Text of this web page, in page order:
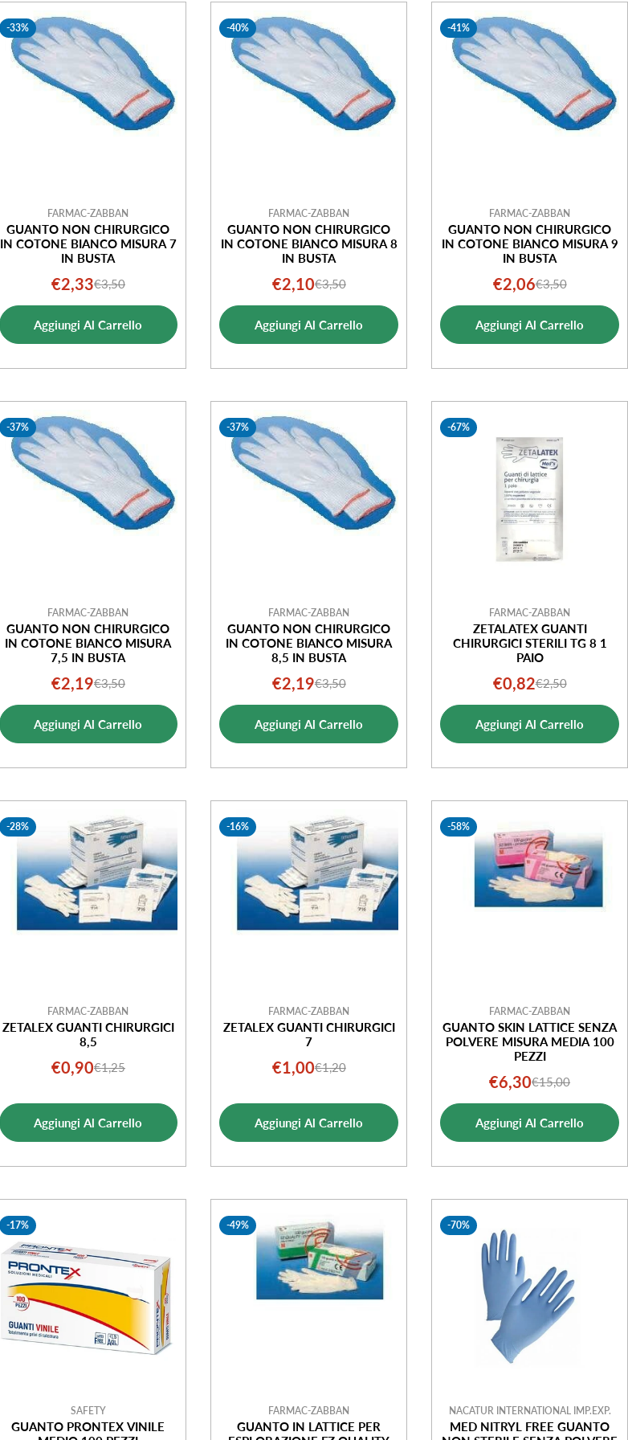
-33%
FARMAC-ZABBAN
GUANTO NON CHIRURGICO
IN COTONE BIANCO MISURA 7
IN BUSTA
Prezzo
di
vendita
€2,33Prezzo
normale
€3,50
Aggiungi Al Carrello
-40%
FARMAC-ZABBAN
GUANTO NON CHIRURGICO
IN COTONE BIANCO MISURA 8
IN BUSTA
Prezzo
di
vendita
€2,10Prezzo
normale
€3,50
Aggiungi Al Carrello
-41%
FARMAC-ZABBAN
GUANTO NON CHIRURGICO
IN COTONE BIANCO MISURA 9
IN BUSTA
Prezzo
di
vendita
€2,06Prezzo
normale
€3,50
Aggiungi Al Carrello
-37%
FARMAC-ZABBAN
GUANTO NON CHIRURGICO
IN COTONE BIANCO MISURA
7,5 IN BUSTA
Prezzo
di
vendita
€2,19Prezzo
normale
€3,50
Aggiungi Al Carrello
-37%
FARMAC-ZABBAN
GUANTO NON CHIRURGICO
IN COTONE BIANCO MISURA
8,5 IN BUSTA
Prezzo
di
vendita
€2,19Prezzo
normale
€3,50
Aggiungi Al Carrello
-67%
FARMAC-ZABBAN
ZETALATEX GUANTI
CHIRURGICI STERILI TG 8 1
PAIO
Prezzo
di
vendita
€0,82Prezzo
normale
€2,50
Aggiungi Al Carrello
-28%
FARMAC-ZABBAN
ZETALEX GUANTI CHIRURGICI
8,5
Prezzo
vendita
€0,90Prezzo
€1,25
Aggiungi Al Carrello
-16%
FARMAC-ZABBAN
ZETALEX GUANTI CHIRURGICI
7
Prezzo
vendita
€1,00Prezzo
€1,20
Aggiungi Al Carrello
-58%
FARMAC-ZABBAN
GUANTO SKIN LATTICE SENZA
POLVERE MISURA MEDIA 100
PEZZI
Prezzo
di
vendita
€6,30Prezzo
normale
€15,00
Aggiungi Al Carrello
-17%
SAFETY
GUANTO PRONTEX VINILE
-49%
FARMAC-ZABBAN
GUANTO IN LATTICE PER
-70%
NACATUR INTERNATIONAL IMP.EXP.
MED NITRYL FREE GUANTO